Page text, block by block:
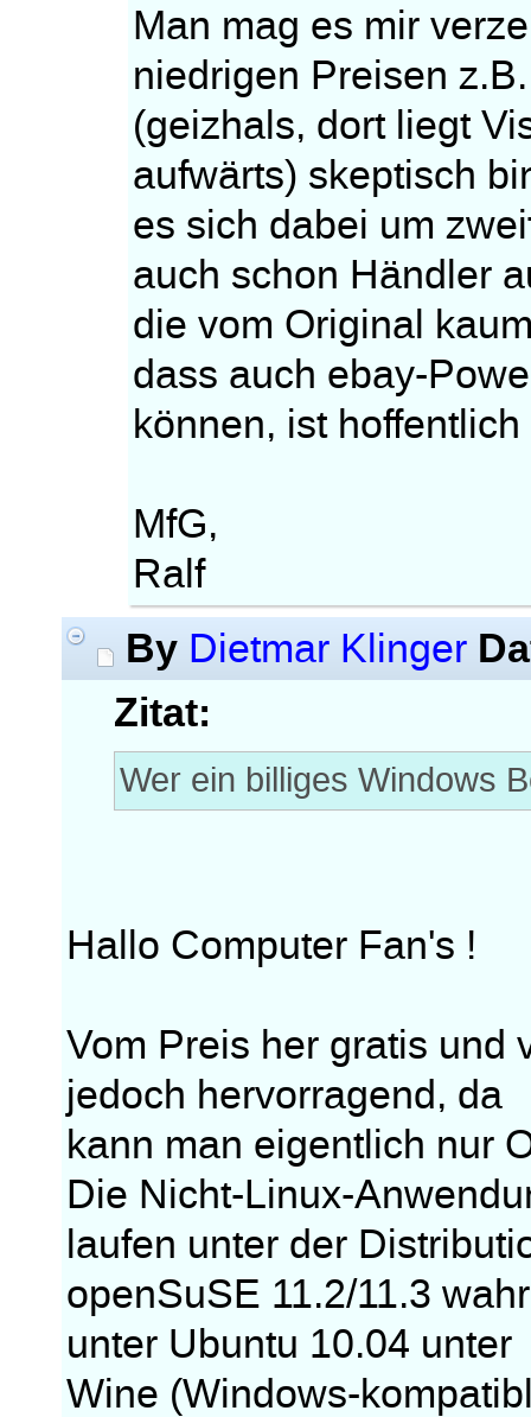
Man mag es mir
niedrigen Preisen
(geizhals, dort liegt
aufwärts) skeptisch
es sich dabei um
auch schon Händler
die vom Original
dass auch ebay-
können, ist
MfG,
Ralf
By Dietmar Klinger
Zitat:
Wer ein billiges Windows
Hallo Computer Fan's !
Vom Preis her gratis und
jedoch hervorragend, da
kann man eigentlich nur
Die Nicht-Linux-
laufen unter der
openSuSE 11.2/11.3
unter Ubuntu 10.04 unter
Wine (Windows-